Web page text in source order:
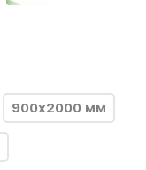
900х2000 мм